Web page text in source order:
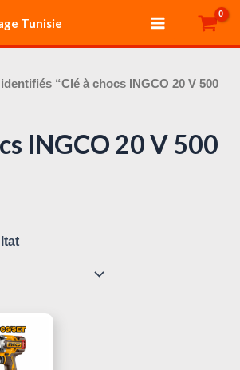
Tunisie
Main
Menu
“Clé à chocs INGCO 20 V 500
INGCO 20 V 500
:
Le